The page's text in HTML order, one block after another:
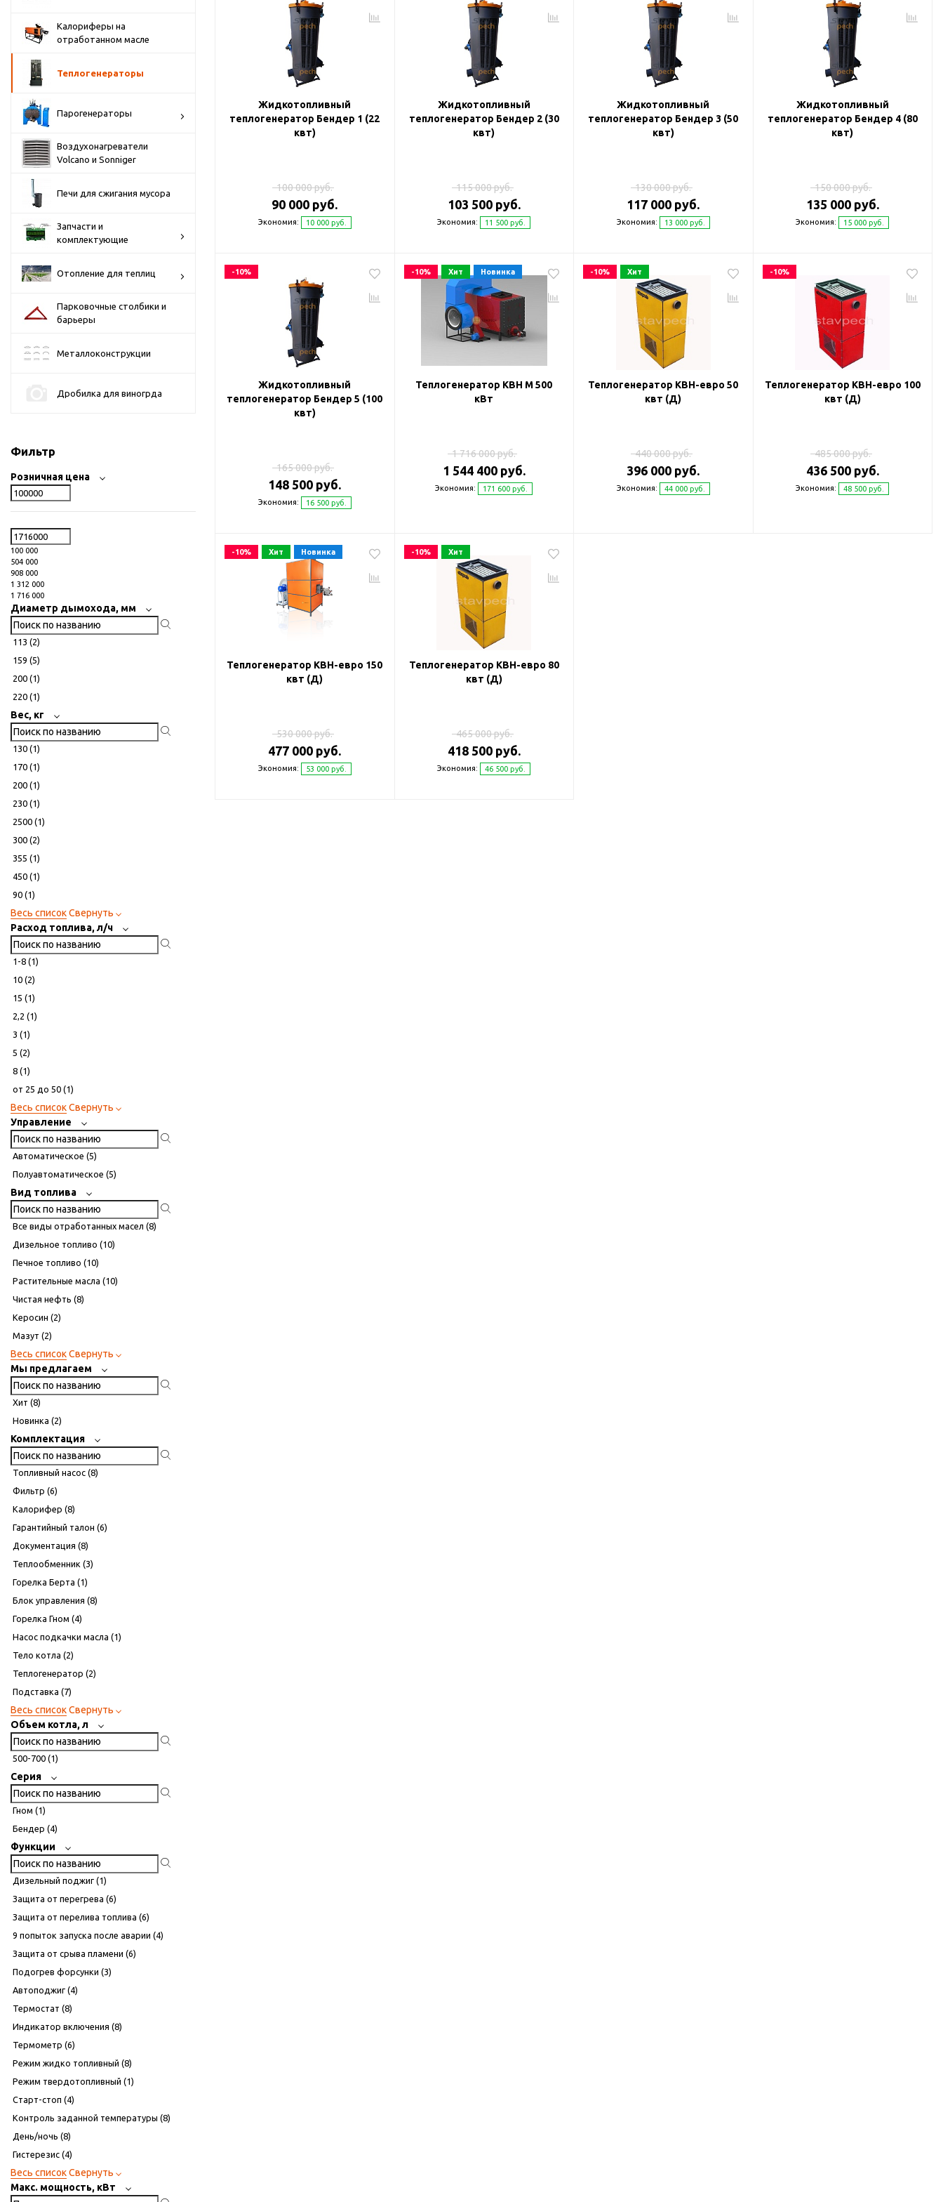
Калориферы на
отработанном масле
Теплогенераторы
Парогенераторы
Воздухонагреватели
Volcano и Sonniger
Печи для сжигания мусора
Запчасти и
комплектующие
Отопление для теплиц
Парковочные столбики и
барьеры
Металлоконструкции
Дробилка для виногрда
Фильтр
Розничная цена
100 000
504 000
908 000
1 312 000
1 716 000
Диаметр дымохода, мм
113 (2)
159 (5)
200 (1)
220 (1)
Вес, кг
130 (1)
170 (1)
200 (1)
230 (1)
2500 (1)
300 (2)
355 (1)
450 (1)
90 (1)
Весь списокСвернуть
Расход топлива, л/ч
1-8 (1)
10 (2)
15 (1)
2,2 (1)
3 (1)
5 (2)
8 (1)
от 25 до 50 (1)
Весь списокСвернуть
Управление
Автоматическое (5)
Полуавтоматическое (5)
Вид топлива
Все виды отработанных масел (8)
Дизельное топливо (10)
Печное топливо (10)
Растительные масла (10)
Чистая нефть (8)
Керосин (2)
Мазут (2)
Весь списокСвернуть
Мы предлагаем
Хит (8)
Новинка (2)
Комплектация
Топливный насос (8)
Фильтр (6)
Калорифер (8)
Гарантийный талон (6)
Документация (8)
Теплообменник (3)
Горелка Берта (1)
Блок управления (8)
Горелка Гном (4)
Насос подкачки масла (1)
Тело котла (2)
Теплогенератор (2)
Подставка (7)
Весь списокСвернуть
Объем котла, л
500-700 (1)
Серия
Гном (1)
Бендер (4)
Функции
Дизельный поджиг (1)
Защита от перегрева (6)
Защита от перелива топлива (6)
9 попыток запуска после аварии (4)
Защита от срыва пламени (6)
Подогрев форсунки (3)
Автоподжиг (4)
Термостат (8)
Индикатор включения (8)
Термометр (6)
Режим жидко топливный (8)
Режим твердотопливный (1)
Старт-стоп (4)
Контроль заданной температуры (8)
День/ночь (8)
Гистерезис (4)
Весь списокСвернуть
Макс. мощность, кВт
Жидкотопливный
теплогенератор Бендер 1 (22
квт)
100 000 руб.
90 000 руб.
Экономия: 10 000 руб.
Жидкотопливный
теплогенератор Бендер 2 (30
квт)
115 000 руб.
103 500 руб.
Экономия: 11 500 руб.
Жидкотопливный
теплогенератор Бендер 3 (50
квт)
130 000 руб.
117 000 руб.
Экономия: 13 000 руб.
Жидкотопливный
теплогенератор Бендер 4 (80
квт)
150 000 руб.
135 000 руб.
Экономия: 15 000 руб.
-10%
Жидкотопливный
теплогенератор Бендер 5 (100
квт)
165 000 руб.
148 500 руб.
Экономия: 16 500 руб.
-10% Хит Новинка
Теплогенератор КВН М 500
кВт
1 716 000 руб.
1 544 400 руб.
Экономия: 171 600 руб.
-10% Хит
Теплогенератор КВН-евро 50
квт (Д)
440 000 руб.
396 000 руб.
Экономия: 44 000 руб.
-10%
Теплогенератор КВН-евро 100
квт (Д)
485 000 руб.
436 500 руб.
Экономия: 48 500 руб.
-10% Хит Новинка
Теплогенератор КВН-евро 150
квт (Д)
530 000 руб.
477 000 руб.
Экономия: 53 000 руб.
-10% Хит
Теплогенератор КВН-евро 80
квт (Д)
465 000 руб.
418 500 руб.
Экономия: 46 500 руб.